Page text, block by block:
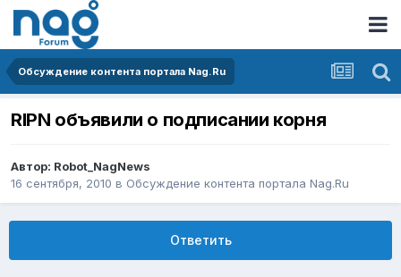
Обсуждение контента портала Nag.Ru
RIPN объявили о подписании корня
Автор: Robot_NagNews
16 сентября, 2010 в Обсуждение контента портала Nag.Ru
Ответить